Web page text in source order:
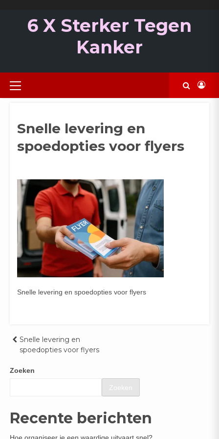
6 X Sterker Tegen
Kanker
Primair
menu
Snelle levering en
spoedopties voor flyers
Snelle levering en spoedopties voor flyers
Bericht
Snelle levering en
spoedopties voor flyers
Zoeken
Zoeken
Recente berichten
Hoe organiseer je een waardige uitvaart snel?